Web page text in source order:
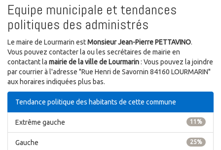
Equipe municipale et tendances
politiques des administrés
Le maire de Lourmarin estMonsieur Jean-Pierre PETTAVINO.
Vous pouvez contacter la ou les secrétaires de mairie en
contactant la mairie de la ville de Lourmarin: Vous pouvez la joindre
par courrier à l'adresse "Rue Henri de Savornin 84160 LOURMARIN"
aux horaires indiquées plus bas.
Tendance politique des habitants de cette commune
11%
Extrême gauche
25%
Gauche